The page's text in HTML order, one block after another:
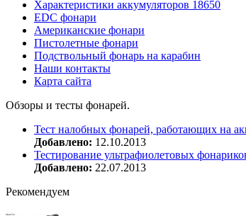
Характеристики аккумуляторов 18650
EDC фонари
Американские фонари
Пистолетные фонари
Подствольный фонарь на карабин
Наши контакты
Карта сайта
Обзоры и тесты фонарей.
Тест налобных фонарей, работающих на
Добавлено: 12.10.2013
Тестирование ультрафиолетовых
Добавлено: 22.07.2013
Рекомендуем